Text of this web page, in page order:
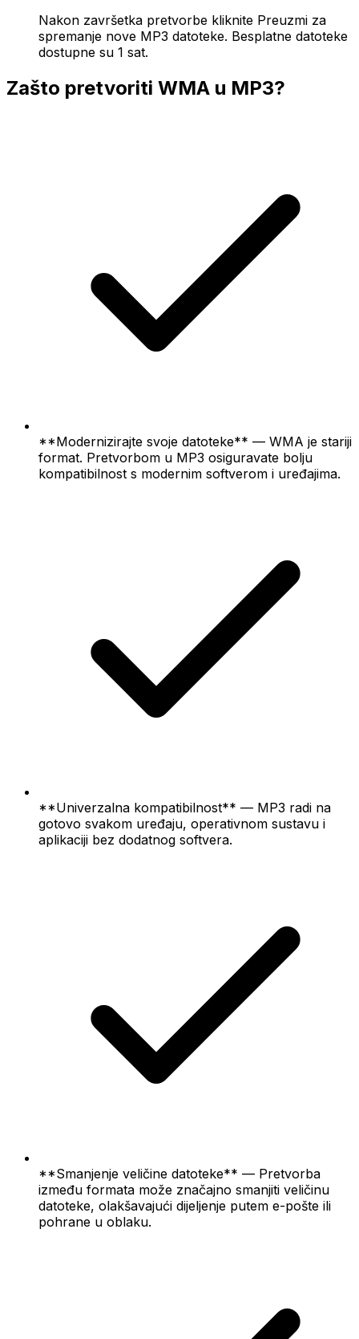
Nakon završetka pretvorbe kliknite Preuzmi za
spremanje nove MP3 datoteke. Besplatne datoteke
dostupne su 1 sat.
Zašto pretvoriti WMA u MP3?
**Modernizirajte svoje datoteke** — WMA je stariji
format. Pretvorbom u MP3 osiguravate bolju
kompatibilnost s modernim softverom i uređajima.
**Univerzalna kompatibilnost** — MP3 radi na
gotovo svakom uređaju, operativnom sustavu i
aplikaciji bez dodatnog softvera.
**Smanjenje veličine datoteke** — Pretvorba
između formata može značajno smanjiti veličinu
datoteke, olakšavajući dijeljenje putem e-pošte ili
pohrane u oblaku.